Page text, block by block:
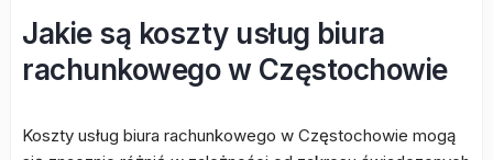
Jakie są koszty usług biura
rachunkowego w Częstochowie
Koszty usług biura rachunkowego w Częstochowie mogą